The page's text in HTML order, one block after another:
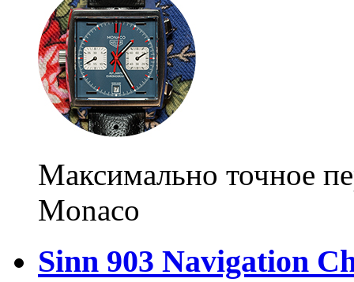
Максимально точное
Monaco
Sinn 903 Navigation